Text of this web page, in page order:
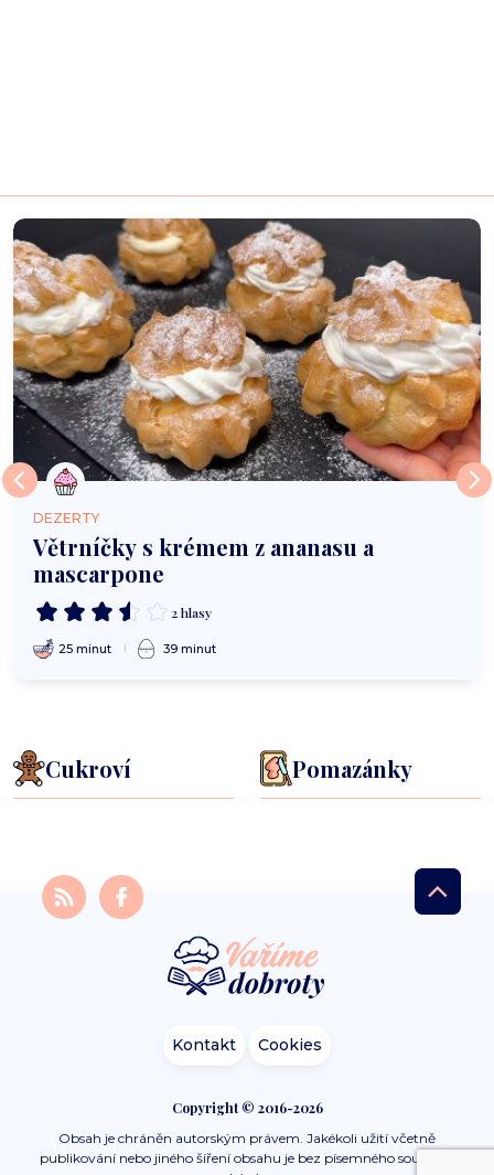
DEZERTY
Větrníčky s krémem z ananasu a
mascarpone
2 hlasy
25 minut 39 minut
Cukroví Pomazánky
Kontakt Cookies
Copyright © 2016-2026
Obsah je chráněn autorským právem. Jakékoli užití včetně
publikování nebo jiného šíření obsahu je bez písemného souhlasu